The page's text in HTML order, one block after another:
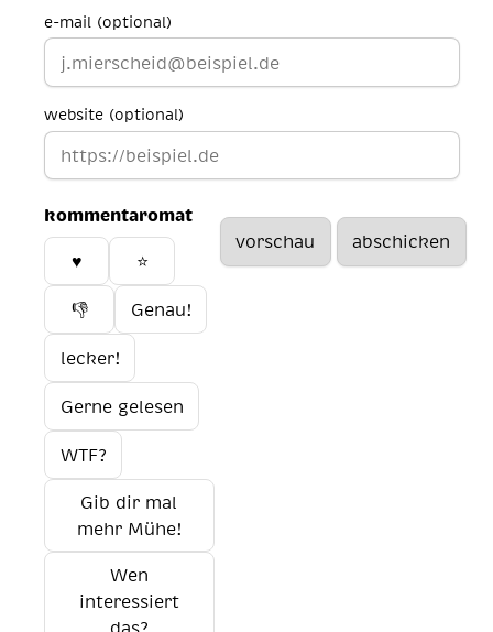
e-mail (optional)
website (optional)
kommentaromat
♥️ ⭐
👎 Genau!
lecker!
Gerne gelesen
WTF?
Gib dir mal
mehr Mühe!
Wen
interessiert